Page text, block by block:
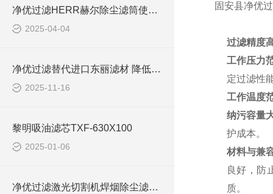
净优过滤HERR赫尔除尘滤筒使用说明
2025-04-04
净优过滤替代进口东丽滤材 降低环保成本
2025-11-16
黎明吸油滤芯TXF-630X100
2025-01-06
净优过滤激光切割机焊烟除尘滤筒P190818简介
固安县净优
过滤精度
工作压力
定过滤性
工作温度
纳污容量
护成本。
材料与兼
良好，防
质。